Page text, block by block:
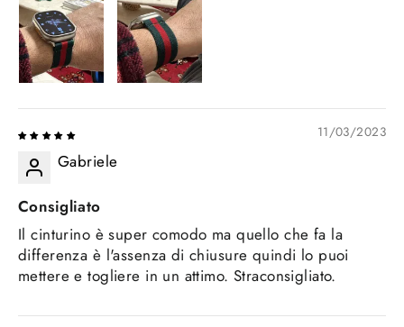
11/03/2023
Gabriele
Consigliato
Il cinturino è super comodo ma quello che fa la
differenza è l'assenza di chiusure quindi lo puoi
mettere e togliere in un attimo. Straconsigliato.